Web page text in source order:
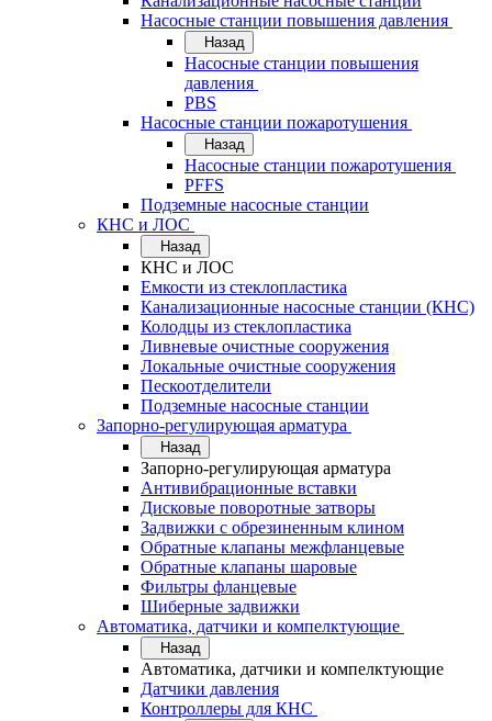
Насосные станции повышения давления
Назад
Насосные станции повышения
давления
PBS
Насосные станции пожаротушения
Назад
Насосные станции пожаротушения
PFFS
Подземные насосные станции
КНС и ЛОС
Назад
КНС и ЛОС
Емкости из стеклопластика
Канализационные насосные станции (КНС)
Колодцы из стеклопластика
Ливневые очистные сооружения
Локальные очистные сооружения
Пескоотделители
Подземные насосные станции
Запорно-регулирующая арматура
Назад
Запорно-регулирующая арматура
Антивибрационные вставки
Дисковые поворотные затворы
Задвижки с обрезиненным клином
Обратные клапаны межфланцевые
Обратные клапаны шаровые
Фильтры фланцевые
Шиберные задвижки
Автоматика, датчики и компелктующие
Назад
Автоматика, датчики и компелктующие
Датчики давления
Контроллеры для КНС